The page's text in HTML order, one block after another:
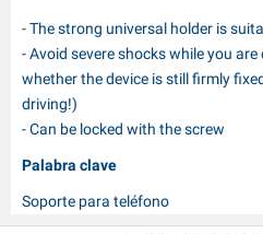
- The strong universal holder is
- Avoid severe shocks while you
whether the device is still firmly
driving!)
- Can be locked with the screw
Palabra clave
Soporte para teléfono